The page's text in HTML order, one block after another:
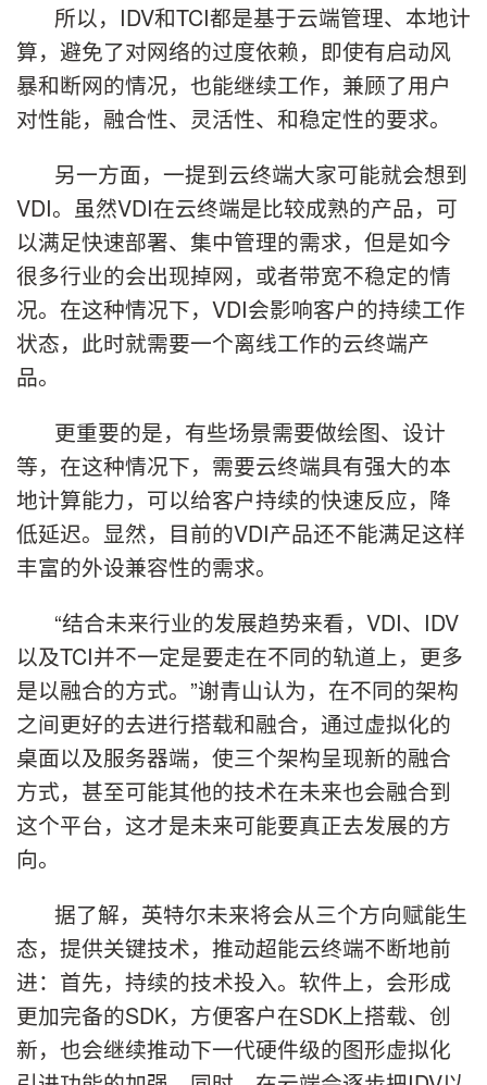
所以，IDV和TCI都是基于云端管理、本地计
算，避免了对网络的过度依赖，即使有启动风
暴和断网的情况，也能继续工作，兼顾了用户
对性能，融合性、灵活性、和稳定性的要求。
另一方面，一提到云终端大家可能就会想到
VDI。虽然VDI在云终端是比较成熟的产品，可
以满足快速部署、集中管理的需求，但是如今
很多行业的会出现掉网，或者带宽不稳定的情
况。在这种情况下，VDI会影响客户的持续工作
状态，此时就需要一个离线工作的云终端产
品。
更重要的是，有些场景需要做绘图、设计
等，在这种情况下，需要云终端具有强大的本
地计算能力，可以给客户持续的快速反应，降
低延迟。显然，目前的VDI产品还不能满足这样
丰富的外设兼容性的需求。
“结合未来行业的发展趋势来看，VDI、IDV
以及TCI并不一定是要走在不同的轨道上，更多
是以融合的方式。”谢青山认为，在不同的架构
之间更好的去进行搭载和融合，通过虚拟化的
桌面以及服务器端，使三个架构呈现新的融合
方式，甚至可能其他的技术在未来也会融合到
这个平台，这才是未来可能要真正去发展的方
向。
据了解，英特尔未来将会从三个方向赋能生
态，提供关键技术，推动超能云终端不断地前
进：首先，持续的技术投入。软件上，会形成
更加完备的SDK，方便客户在SDK上搭载、创
新，也会继续推动下一代硬件级的图形虚拟化